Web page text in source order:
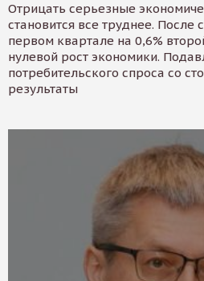
Отрицать серьезные
становится все труднее.
первом квартале на 0,6%
нулевой рост экономики.
потребительского спроса со
результаты